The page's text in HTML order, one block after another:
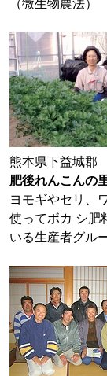
（微生物農法）
熊本県下益城郡
肥後れんこんの
ヨモギやセリ、
使ってボカ シ肥
いる生産者グル